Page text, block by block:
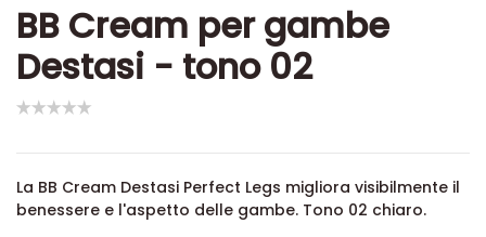
BB Cream per gambe
Destasi - tono 02
La BB Cream Destasi Perfect Legs migliora visibilmente il
benessere e l'aspetto delle gambe. Tono 02 chiaro.